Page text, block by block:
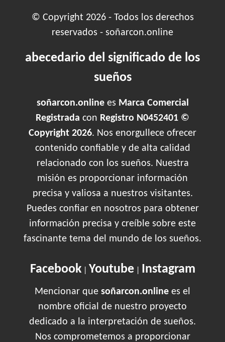
© Copyright 2026 - Todos los derechos
reservados - soñarcon.online
abecedario del significado de los
sueños
soñarcon.onlinees Marca Comercial
Registrada con Registro N0452401 ©
Copyright 2026. Nos enorgullece ofrecer
contenido confiable y de alta calidad
relacionado con los sueños. Nuestra
misión es proporcionar información
precisa y valiosa a nuestros visitantes.
Puedes confiar en nosotros para obtener
información precisa y creíble sobre este
fascinante tema del mundo de los sueños.
Facebook| Youtube| Instagram
Mencionar que soñarcon.online es el
nombre oficial de nuestro proyecto
dedicado a la interpretación de sueños.
Nos comprometemos a proporcionar